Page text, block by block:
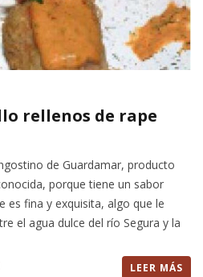
rellenos de rape
de Guardamar, producto
porque tiene un sabor
es fina y exquisita, algo que le
el agua dulce del río Segura y la
LEER MÁS